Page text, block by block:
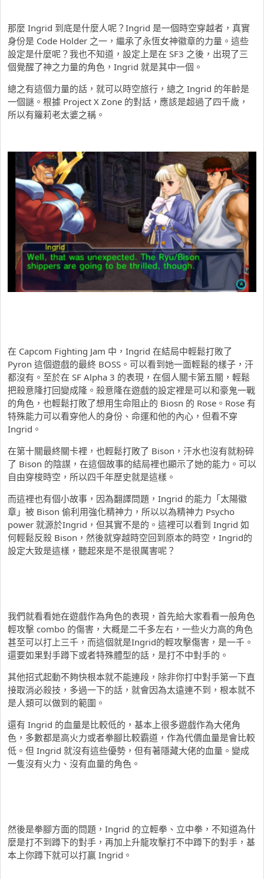
那麼 Ingrid 到底是什麼人呢？Ingrid 是一個時空穿越者，真實
身份是 Code Holder 之一，繼承了永恆女神徽章的力量。這些
設定是什麼呢？我也不知道，設定上是在 SF3 之後，出現了三
個覺醒了神之力量的角色，Ingrid 就是其中一個。
總之有這個力量的話，就可以時空旅行，總之 Ingrid 的年齡是
一個謎。根據 Project X Zone 的對話，應該是超過了四千歲，
所以有籮莉老太婆之稱。
在 Capcom Fighting Jam 中，Ingrid 在結局中輕鬆打敗了
Pyron 這個遊戲的最終 BOSS。可以看到她一面輕鬆的樣子，汗
都沒有。至於在 SF Alpha 3 的表現，在個人關卡第五關，輕鬆
把殺意隆打回變成隆。殺意隆在遊戲的設定裡是可以和豪鬼一戰
的角色，也輕鬆打敗了想用生命阻止的 Biosn 的 Rose。Rose 有
特殊能力可以看穿他人的身份、命運和他的內心，但看不穿
Ingrid。
在第十關最終關卡裡，也輕鬆打敗了 Bison，汗水也沒有就粉碎
了 Bison 的陰謀，在這個故事的結局裡也顯示了她的能力。可以
自由穿梭時空，所以四千年歷史就是這樣。
而這裡也有個小故事，因為翻譯問題，Ingrid 的能力「太陽徽
章」被 Bison 偷利用強化精神力，所以以為精神力 Psycho
power 就源於Ingrid，但其實不是的。這裡可以看到 Ingrid 如
何輕鬆反殺 Bison，然後就穿越時空回到原本的時空，Ingrid的
設定大致是這樣，聽起來是不是很厲害呢？
我們就看看她在遊戲作為角色的表現，首先給大家看看一般角色
輕攻擊 combo 的傷害，大概是二千多左右，一些火力高的角色
甚至可以打上三千，而這個就是Ingrid的輕攻擊傷害，是一千。
還要如果對手蹲下或者特殊體型的話，是打不中對手的。
其他招式起動不夠快根本就不能連段，除非你打中對手第一下直
接取消必殺技，多過一下的話，就會因為太遠連不到，根本就不
是人類可以做到的範圍。
還有 Ingrid 的血量是比較低的，基本上很多遊戲作為大佬角
色，多數都是高火力或者拳腳比較霸道，作為代價血量是會比較
低。但 Ingrid 就沒有這些優勢，但有著隱藏大佬的血量。變成
一隻沒有火力、沒有血量的角色。
然後是拳腳方面的問題，Ingrid 的立輕拳、立中拳，不知道為什
麼是打不到蹲下的對手，再加上升龍攻擊打不中蹲下的對手，基
本上你蹲下就可以打贏 Ingrid。